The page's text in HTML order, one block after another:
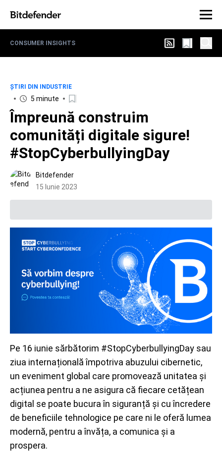
CONSUMER INSIGHTS
ȘTIRI DIN INDUSTRIE
5 minute
Împreună construim
comunități digitale sigure!
#StopCyberbullyingDay
Bitdefender
15 Iunie 2023
Pe 16 iunie sărbătorim #StopCyberbullyingDay sau
ziua internațională împotriva abuzului cibernetic,
un eveniment global care promovează unitatea și
acțiunea pentru a ne asigura că fiecare cetățean
digital se poate bucura în siguranță și cu încredere
de beneficiile tehnologice pe care ni le oferă lumea
modernă, pentru a învăța, a comunica și a
prospera.